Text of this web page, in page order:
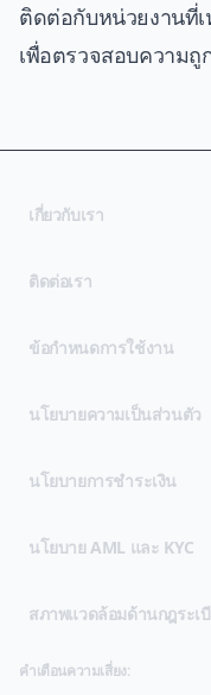
ติดต่อกับหน่วยงานที่เ
เพื่อตรวจสอบความถู
เกี่ยวกับเรา
ติดต่อเรา
ข้อกำหนดการใช้งาน
นโยบายความเป็นส่วนตัว
นโยบายการชำระเงิน
นโยบาย AML และ KYC
สภาพแวดล้อมด้านกฎระเ
คำเตือนความเสี่ยง: